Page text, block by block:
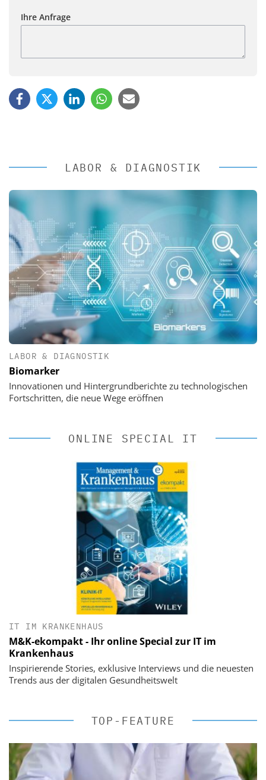
Ihre Anfrage
LABOR & DIAGNOSTIK
LABOR & DIAGNOSTIK
Biomarker
Innovationen und Hintergrundberichte zu technologischen
Fortschritten, die neue Wege eröffnen
ONLINE SPECIAL IT
IT IM KRANKENHAUS
M&K-ekompakt - Ihr online Special zur IT im
Krankenhaus
Inspirierende Stories, exklusive Interviews und die neuesten
Trends aus der digitalen Gesundheitswelt
TOP-FEATURE